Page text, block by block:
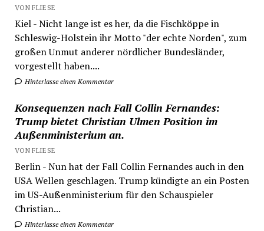
VON FLIESE
Kiel - Nicht lange ist es her, da die Fischköppe in
Schleswig-Holstein ihr Motto "der echte Norden", zum
großen Unmut anderer nördlicher Bundesländer,
vorgestellt haben....
Hinterlasse einen Kommentar
Konsequenzen nach Fall Collin Fernandes:
Trump bietet Christian Ulmen Position im
Außenministerium an.
VON FLIESE
Berlin - Nun hat der Fall Collin Fernandes auch in den
USA Wellen geschlagen. Trump kündigte an ein Posten
im US-Außenministerium für den Schauspieler
Christian...
Hinterlasse einen Kommentar